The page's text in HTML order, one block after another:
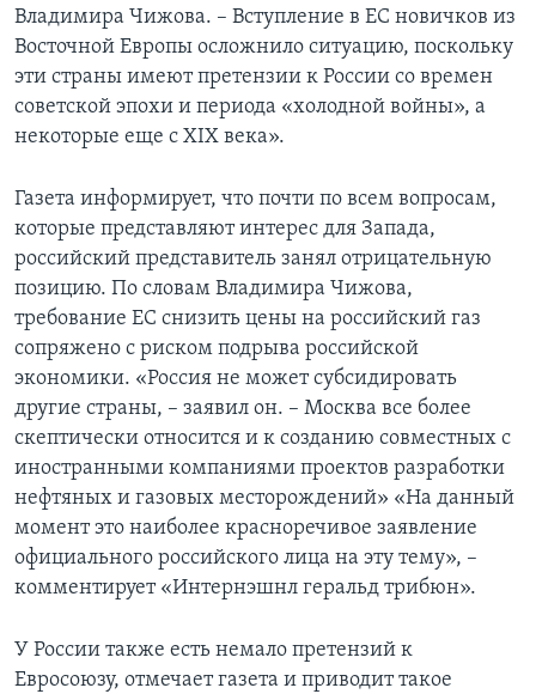
Владимира Чижова. – Вступление в ЕС новичков из
Восточной Европы осложнило ситуацию, поскольку
эти страны имеют претензии к России со времен
советской эпохи и периода «холодной войны», а
некоторые еще с XIX века».
Газета информирует, что почти по всем вопросам,
которые представляют интерес для Запада,
российский представитель занял отрицательную
позицию. По словам Владимира Чижова,
требование ЕС снизить цены на российский газ
сопряжено с риском подрыва российской
экономики. «Россия не может субсидировать
другие страны, – заявил он. – Москва все более
скептически относится и к созданию совместных с
иностранными компаниями проектов разработки
нефтяных и газовых месторождений» «На данный
момент это наиболее красноречивое заявление
официального российского лица на эту тему», –
комментирует «Интернэшнл геральд трибюн».
У России также есть немало претензий к
Евросоюзу, отмечает газета и приводит такое